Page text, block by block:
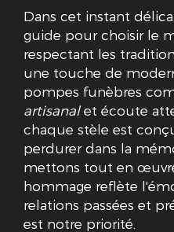
Dans cet instant
guide pour choisir le
respectant les
une touche de
pompes funèbres
artisanalet écoute
chaque stèle est
perdurer dans la
mettons tout en
hommage reflète
relations passées et
est notre priorité.